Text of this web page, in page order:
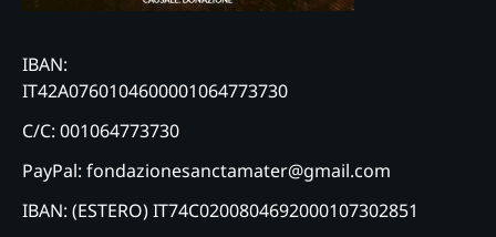
IBAN:
IT42A0760104600001064773730
C/C: 001064773730
PayPal: fondazionesanctamater@gmail.com
IBAN: (ESTERO) IT74C0200804692000107302851